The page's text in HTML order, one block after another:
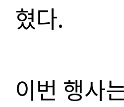
혔다.
이번 행사